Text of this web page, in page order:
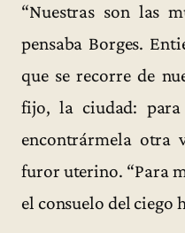
“Nuestras son las
pensaba Borges.
que se recorre de
fijo, la ciudad:
encontrármela otra
furor uterino. “Para
el consuelo del ciego